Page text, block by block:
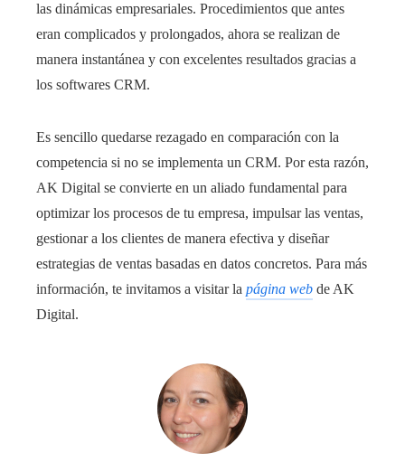
las dinámicas empresariales. Procedimientos que antes
eran complicados y prolongados, ahora se realizan de
manera instantánea y con excelentes resultados gracias a
los softwares CRM.
Es sencillo quedarse rezagado en comparación con la
competencia si no se implementa un CRM. Por esta razón,
AK Digital se convierte en un aliado fundamental para
optimizar los procesos de tu empresa, impulsar las ventas,
gestionar a los clientes de manera efectiva y diseñar
estrategias de ventas basadas en datos concretos. Para más
información, te invitamos a visitar la página web de AK
Digital.